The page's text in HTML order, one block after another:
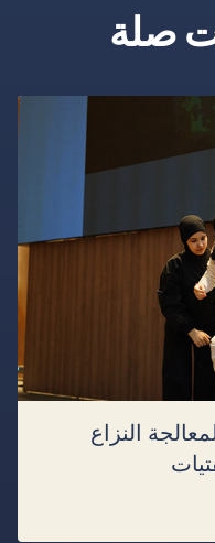
صلة
النزاع